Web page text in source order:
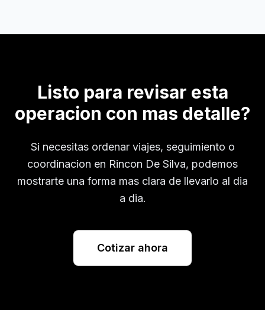
Listo para revisar esta
operacion con mas detalle?
Si necesitas ordenar viajes, seguimiento o
coordinacion en Rincon De Silva, podemos
mostrarte una forma mas clara de llevarlo al dia
a dia.
Cotizar ahora